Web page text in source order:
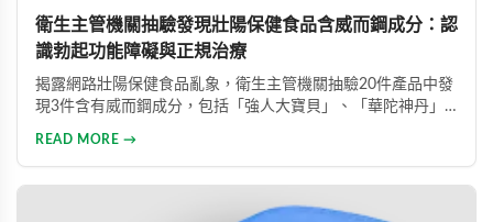
衛生主管機關抽驗發現壯陽保健食品含威而鋼成分：認
識勃起功能障礙與正規治療
揭露網路壯陽保健食品亂象，衛生主管機關抽驗20件產品中發
現3件含有威而鋼成分，包括「強人大寶貝」、「華陀神丹」
療方式，呼籲患者應勇敢尋求專業醫療協助。
READ MORE →